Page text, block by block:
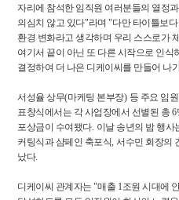
자리에 참석한 임직원 여러분들의 열정
의심치 않고 있다"라며"다만 타이틀보
환경 변화라고 생각하며 우리 스스로가
여기서 끝이 아닌 또 다른 시작으로 인
결정하여 더 나은 디케이씨를 만들어 나
서성율 상무(마케팅 본부장) 등 주요 임
표창식에서는 각 사업장에서 선별된 총 6
포상금이 수여됐다. 이날 송년의 밤 행사
커팅식과 샴페인 축포식,서수민 회장의
났다.
디케이씨 관계자는"매출 1조원 시대에